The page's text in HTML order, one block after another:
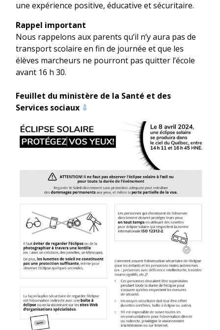
une expérience positive, éducative et sécuritaire.
Rappel important
Nous rappelons aux parents qu’il n’y aura pas de
transport scolaire en fin de journée et que les
élèves marcheurs ne pourront pas quitter l’école
avant 16 h 30.
Feuillet du ministère de la Santé et des
Services sociaux ⇩